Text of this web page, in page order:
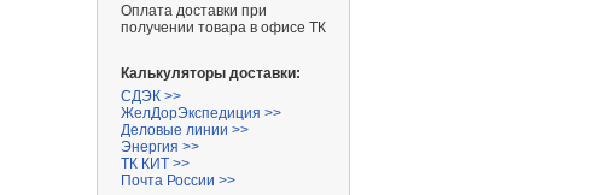
Оплата доставки при
получении товара в офисе ТК
Калькуляторы доставки:
СДЭК >>
ЖелДорЭкспедиция >>
Деловые линии >>
Энергия >>
ТК КИТ >>
Почта России >>